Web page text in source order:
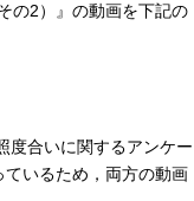
の2）』の動画を下記の
度合いに関するアンケー
ているため，両方の動画